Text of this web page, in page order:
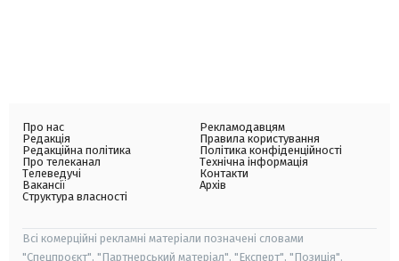
Про нас
Редакція
Редакційна політика
Про телеканал
Телеведучі
Вакансії
Структура власності
Рекламодавцям
Правила користування
Політика конфіденційності
Технічна інформація
Контакти
Архів
Всі комерційні рекламні матеріали позначені словами
"Спецпроєкт", "Партнерський матеріал", "Експерт", "Позиція".